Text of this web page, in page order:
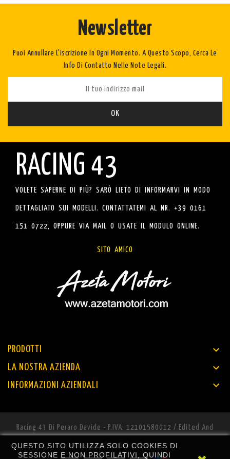
Newsletter
Puoi Annullare L'iscrizione In Ogni Momento. A Questo Scopo, Cerca Le
Info Di Contatto Nelle Note Legali.
RACING 43
VOLETE SAPERNE DI PIÙ? SARÒ LIETO DI INFORMARVI IN MODO
DETTAGLIATO SUI MODELLI. CONTATTATEMI AL NR. +39 0161
151 0722, OPPURE VIA MAIL O USATE IL MODULO ONLINE.
SITO AMICO
PRODOTTI 
LA NOSTRA AZIENDA 
INFORMAZIONI AZIENDALI 
QUESTO SITO UTILIZZA SOLO COOKIES DI
SESSIONE E NON PROFILATIVI, QUINDI
Racing 43 Di Peraro Davide - P.IVA: 12101580012 / Edited And
Maintained ByNahweb.net